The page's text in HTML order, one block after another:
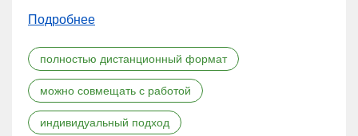
полностью дистанционный формат
можно совмещать с работой
индивидуальный подход
Подробнее